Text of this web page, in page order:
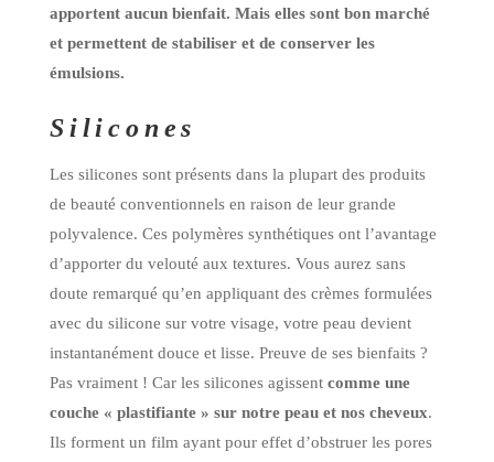
apportent aucun bienfait. Mais elles sont bon marché
et permettent de stabiliser et de conserver les
émulsions.
Silicones
Les silicones sont présents dans la plupart des produits
de beauté conventionnels en raison de leur grande
polyvalence. Ces polymères synthétiques ont l’avantage
d’apporter du velouté aux textures. Vous aurez sans
doute remarqué qu’en appliquant des crèmes formulées
avec du silicone sur votre visage, votre peau devient
instantanément douce et lisse. Preuve de ses bienfaits ?
Pas vraiment ! Car les silicones agissent comme une
couche « plastifiante » sur notre peau et nos cheveux.
Ils forment un film ayant pour effet d’obstruer les pores